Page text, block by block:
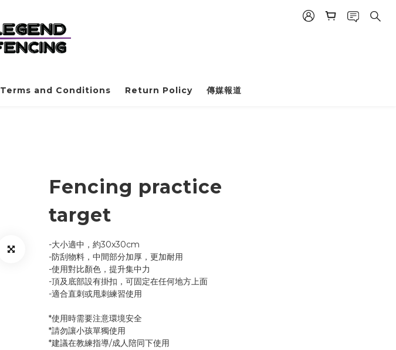
Terms and Conditions Return Policy 傳媒報道
Fencing practice
target
-大小適中，約30x30cm
-防刮物料，中間部分加厚，更加耐用
-使用對比顏色，提升集中力
-頂及底部設有掛扣，可固定在任何地方上面
-適合直刺或甩刺練習使用
*使用時需要注意環境安全
*請勿讓小孩單獨使用
*建議在教練指導/成人陪同下使用